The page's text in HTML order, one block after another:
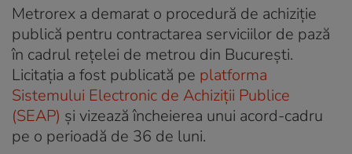
Metrorex a demarat o procedură de achiziție
publică pentru contractarea serviciilor de pază
în cadrul rețelei de metrou din București.
Licitația a fost publicată pe platforma
Sistemului Electronic de Achiziții Publice
(SEAP) și vizează încheierea unui acord-cadru
pe o perioadă de 36 de luni.